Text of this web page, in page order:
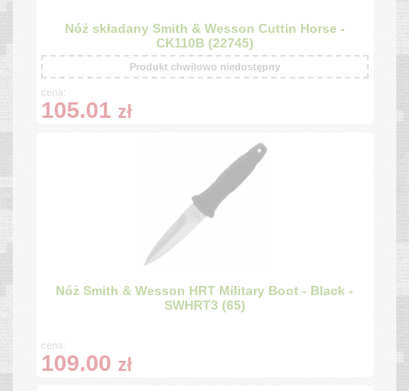
Nóż składany Smith & Wesson Cuttin Horse -
CK110B (22745)
Produkt chwilowo niedostępny
cena:
105.01 zł
Nóż Smith & Wesson HRT Military Boot - Black -
SWHRT3 (65)
cena:
109.00 zł